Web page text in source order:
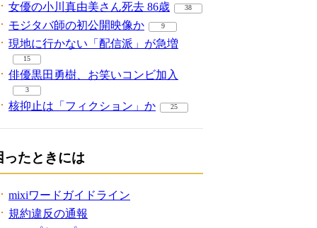
女優の小川真由美さん死去 86歳 38
モジタバ師の初公開映像か 9
現地に行かない「配信派」が急増
15
俳優黒田勇樹、お笑いコンビ加入
3
核抑止は「フィクション」か 25
ったときには
mixiワードガイドライン
規約違反の通報